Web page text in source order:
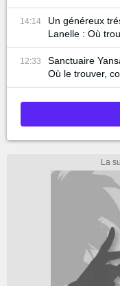
14:14
Un généreux
Lanelle : Où
12:33
Sanctuaire
Où le trouver,